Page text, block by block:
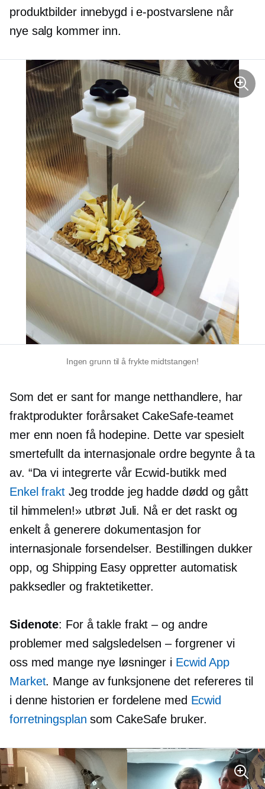
produktbilder innebygd i e-postvarslene når
nye salg kommer inn.
Ingen grunn til å frykte midtstangen!
Som det er sant for mange netthandlere, har
fraktprodukter forårsaket CakeSafe-teamet
mer enn noen få hodepine. Dette var spesielt
smertefullt da internasjonale ordre begynte å ta
av. “Da vi integrerte vår Ecwid-butikk med
Enkel fraktJeg trodde jeg hadde dødd og gått
til himmelen!» utbrøt Juli. Nå er det raskt og
enkelt å generere dokumentasjon for
internasjonale forsendelser. Bestillingen dukker
opp, og Shipping Easy oppretter automatisk
pakksedler og fraktetiketter.
Sidenote: For å takle frakt – og andre
problemer med salgsledelsen – forgrener vi
oss med mange nye løsninger i Ecwid App
Market. Mange av funksjonene det refereres til
i denne historien er fordelene med Ecwid
forretningsplan som CakeSafe bruker.